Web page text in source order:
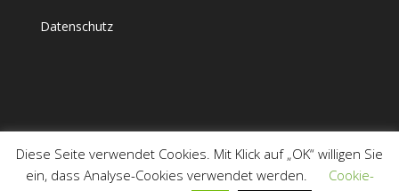
Datenschutz
Diese Seite verwendet Cookies. Mit Klick auf „OK“ willigen Sie
ein, dass Analyse-Cookies verwendet werden.
Cookie-